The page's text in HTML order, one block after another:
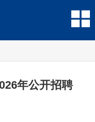
年公开招聘